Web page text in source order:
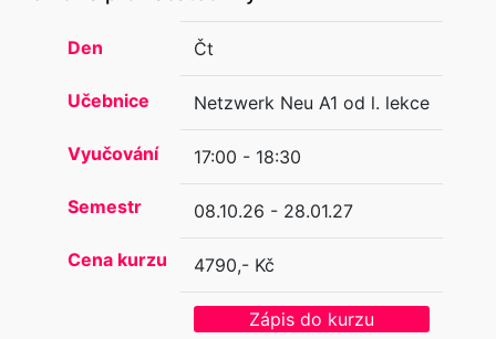
Den
Učebnice
Vyučování
Semestr
Cena kurzu
Čt
Netzwerk Neu A1 od l. lekce
17:00 - 18:30
08.10.26 - 28.01.27
4790,- Kč
Zápis do kurzu